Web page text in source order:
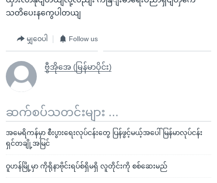
သတိပေးနကွေပါတယျ
မျှဝေပါ Follow us
ဗွီအိုအေ (မြန်မာပိုင်း)
ဆက်စပ်သတင်းများ ...
အမေရိကန်မှာ စီးပွားရေးလုပ်ငန်းတွေ ပြန်ဖွင့်မယ့်အပေါ် မြန်မာလုပ်ငန်း
ရှင်တချို့အမြင်
ဝူဟန်မြို့မှာ ကိုရိုနာဗိုင်းရပ်စ်ရှိမရှိ လူတိုင်းကို စစ်ဆေးမည်